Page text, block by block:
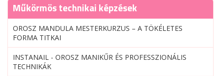
Műkörmös technikai képzések
OROSZ MANDULA MESTERKURZUS – A TÖKÉLETES
FORMA TITKAI
INSTANAIL - OROSZ MANIKŰR ÉS PROFESSZIONÁLIS
TECHNIKÁK